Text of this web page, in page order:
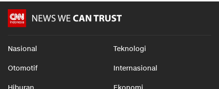
Nasional Teknologi
Otomotif Internasional